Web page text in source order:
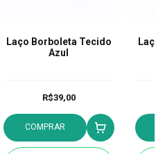
Laço Borboleta Tecido
Azul
R$39,00
COMPRAR
Laço